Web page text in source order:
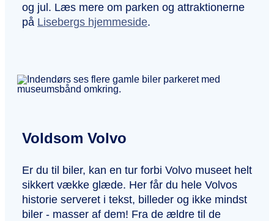
og jul. Læs mere om parken og attraktionerne
på Lisebergs hjemmeside.
Voldsom Volvo
Er du til biler, kan en tur forbi Volvo museet helt
sikkert vække glæde. Her får du hele Volvos
historie serveret i tekst, billeder og ikke mindst
biler - masser af dem! Fra de ældre til de